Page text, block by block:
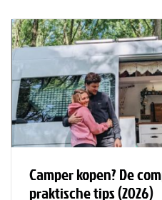
Camper kopen? De
praktische tips (2026)